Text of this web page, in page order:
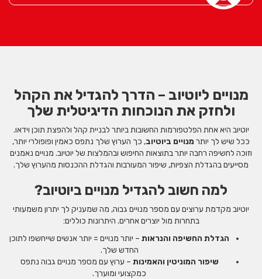
מנויים ליוטיוב – הדרך להגדיל את הקהל
ולחזק את הנוכחות הדיגיטלית שלך
יוטיוב היא אחת הפלטפורמות החשובות ביותר לבניית קהל ולהפצת תוכן וידאו.
ככל שיש לך יותר מנויים ביוטיוב, כך הערוץ שלך נתפס כאמין ופופולרי יותר,
וזוכה לחשיפה רחבה יותר בתוצאות החיפוש ובהמלצות של יוטיוב. מנויים נאמנים
מסייעים בהגדלת הצפיות, שיפור המעורבות והגדלת ההכנסות מהערוץ שלך.
למה חשוב להגדיל מנויים ביוטיוב?
יוטיוב מקדמת ערוצים עם מספר מנויים גבוה, מה שמעניק לך יתרון משמעותי
בתחרות מול יוצרים אחרים. היתרונות כוללים:
הגדלת החשיפה והנראות – יותר מנויים = יותר אנשים שייחשפו לתוכן
החדש שלך.
שיפור המוניטין והאמינות – ערוץ עם מספר מנויים גבוה נתפס
כמקצועי ומוערך.